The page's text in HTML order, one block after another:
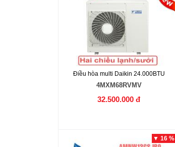
Điều hòa multi Daikin 24.000BTU
4MXM68RVMV
32.500.000 đ
▼ 16 %